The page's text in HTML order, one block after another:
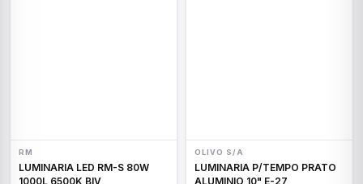
RM
LUMINARIA LED RM-S 80W
1000L 6500K BIV
OLIVO S/A
LUMINARIA P/TEMPO PRATO
ALUMINIO 10" E-27